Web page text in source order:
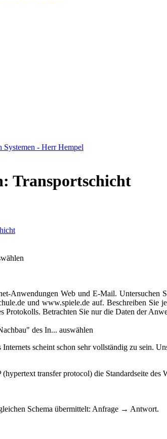
- Herr Hempel
Transportschicht
Anwendungen Web und E-Mail.
und www.spiele.de auf. Beschreiben Sie
Protokolls. Betrachten Sie nur die Daten der
des In... auswählen
scheint schon sehr vollständig zu sein.
transfer protocol) die Standardseite des
Schema übermittelt: Anfrage → Antwort.